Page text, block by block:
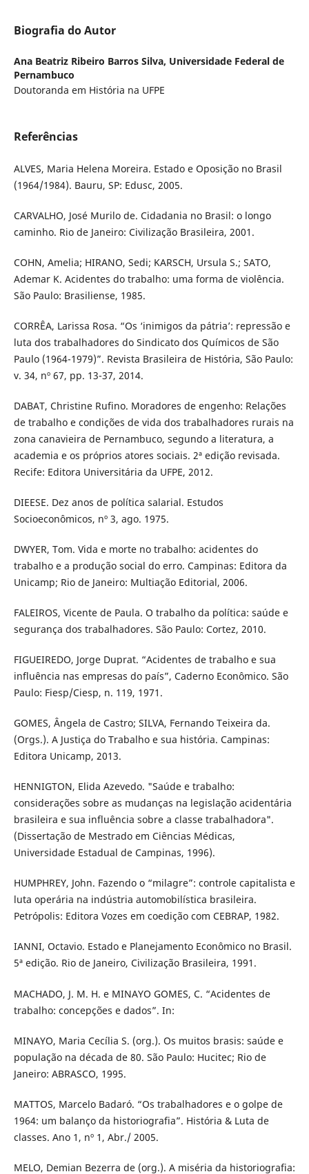
Biografia do Autor
Ana Beatriz Ribeiro Barros Silva, Universidade Federal de
Pernambuco
Doutoranda em História na UFPE
Referências
ALVES, Maria Helena Moreira. Estado e Oposição no Brasil
(1964/1984). Bauru, SP: Edusc, 2005.
CARVALHO, José Murilo de. Cidadania no Brasil: o longo
caminho. Rio de Janeiro: Civilização Brasileira, 2001.
COHN, Amelia; HIRANO, Sedi; KARSCH, Ursula S.; SATO,
Ademar K. Acidentes do trabalho: uma forma de violência.
São Paulo: Brasiliense, 1985.
CORRÊA, Larissa Rosa. “Os ‘inimigos da pátria’: repressão e
luta dos trabalhadores do Sindicato dos Químicos de São
Paulo (1964-1979)”. Revista Brasileira de História, São Paulo:
v. 34, nº 67, pp. 13-37, 2014.
DABAT, Christine Rufino. Moradores de engenho: Relações
de trabalho e condições de vida dos trabalhadores rurais na
zona canavieira de Pernambuco, segundo a literatura, a
academia e os próprios atores sociais. 2ª edição revisada.
Recife: Editora Universitária da UFPE, 2012.
DIEESE. Dez anos de política salarial. Estudos
Socioeconômicos, nº 3, ago. 1975.
DWYER, Tom. Vida e morte no trabalho: acidentes do
trabalho e a produção social do erro. Campinas: Editora da
Unicamp; Rio de Janeiro: Multiação Editorial, 2006.
FALEIROS, Vicente de Paula. O trabalho da política: saúde e
segurança dos trabalhadores. São Paulo: Cortez, 2010.
FIGUEIREDO, Jorge Duprat. “Acidentes de trabalho e sua
influência nas empresas do país”, Caderno Econômico. São
Paulo: Fiesp/Ciesp, n. 119, 1971.
GOMES, Ângela de Castro; SILVA, Fernando Teixeira da.
(Orgs.). A Justiça do Trabalho e sua história. Campinas:
Editora Unicamp, 2013.
HENNIGTON, Elida Azevedo. "Saúde e trabalho:
considerações sobre as mudanças na legislação acidentária
brasileira e sua influência sobre a classe trabalhadora".
(Dissertação de Mestrado em Ciências Médicas,
Universidade Estadual de Campinas, 1996).
HUMPHREY, John. Fazendo o “milagre”: controle capitalista e
luta operária na indústria automobilística brasileira.
Petrópolis: Editora Vozes em coedição com CEBRAP, 1982.
IANNI, Octavio. Estado e Planejamento Econômico no Brasil.
5ª edição. Rio de Janeiro, Civilização Brasileira, 1991.
MACHADO, J. M. H. e MINAYO GOMES, C. “Acidentes de
trabalho: concepções e dados”. In:
MINAYO, Maria Cecília S. (org.). Os muitos brasis: saúde e
população na década de 80. São Paulo: Hucitec; Rio de
Janeiro: ABRASCO, 1995.
MATTOS, Marcelo Badaró. “Os trabalhadores e o golpe de
1964: um balanço da historiografia”. História & Luta de
classes. Ano 1, nº 1, Abr./ 2005.
MELO, Demian Bezerra de (org.). A miséria da historiografia: